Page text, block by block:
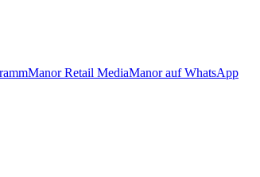
Manor Retail MediaManor auf WhatsApp